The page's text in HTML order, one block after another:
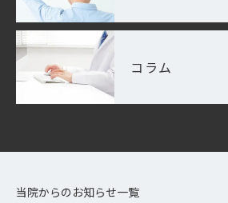
コラム
当院からのお知らせ一覧